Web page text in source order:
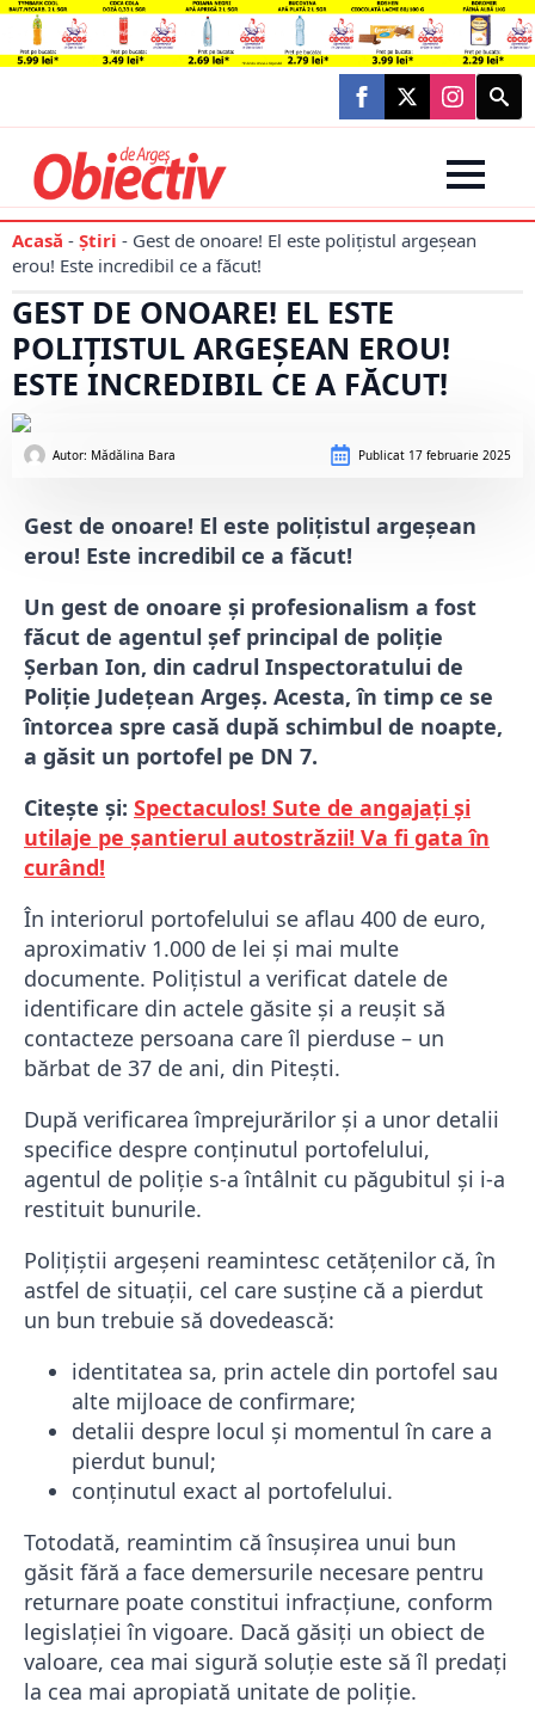
Search
for:
Acasă - Știri - Gest de onoare! El este polițistul argeșean
erou! Este incredibil ce a făcut!
GEST DE ONOARE! EL ESTE
POLIȚISTUL ARGEȘEAN EROU!
ESTE INCREDIBIL CE A FĂCUT!
Autor: Mădălina Bara Publicat 17 februarie 2025
Gest de onoare! El este polițistul argeșean
erou! Este incredibil ce a făcut!
Un gest de onoare și profesionalism a fost
făcut de agentul șef principal de poliție
Șerban Ion, din cadrul Inspectoratului de
Poliție Județean Argeș. Acesta, în timp ce se
întorcea spre casă după schimbul de noapte,
a găsit un portofel pe DN 7.
Citește și: Spectaculos! Sute de angajați și
utilaje pe șantierul autostrăzii! Va fi gata în
curând!
În interiorul portofelului se aflau 400 de euro,
aproximativ 1.000 de lei și mai multe
documente. Polițistul a verificat datele de
identificare din actele găsite și a reușit să
contacteze persoana care îl pierduse – un
bărbat de 37 de ani, din Pitești.
După verificarea împrejurărilor și a unor detalii
specifice despre conținutul portofelului,
agentul de poliție s-a întâlnit cu păgubitul și i-a
restituit bunurile.
Polițiștii argeșeni reamintesc cetățenilor că, în
astfel de situații, cel care susține că a pierdut
un bun trebuie să dovedească:
identitatea sa, prin actele din portofel sau
alte mijloace de confirmare;
detalii despre locul și momentul în care a
pierdut bunul;
conținutul exact al portofelului.
Totodată, reamintim că însușirea unui bun
găsit fără a face demersurile necesare pentru
returnare poate constitui infracțiune, conform
legislației în vigoare. Dacă găsiți un obiect de
valoare, cea mai sigură soluție este să îl predați
la cea mai apropiată unitate de poliție.